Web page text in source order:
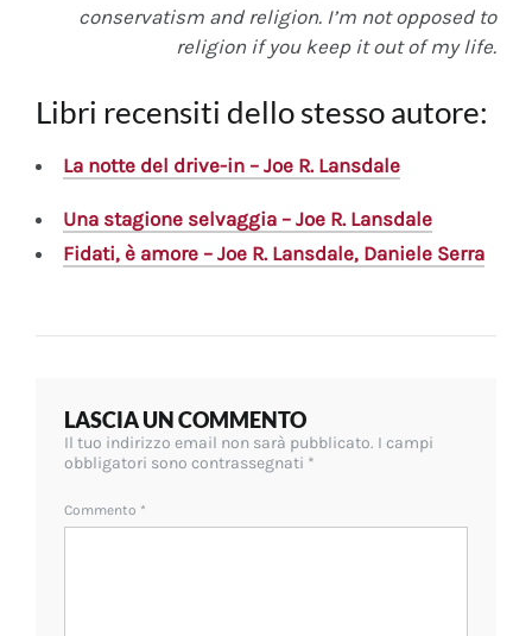
conservatism and religion. I’m not opposed to
religion if you keep it out of my life.
Libri recensiti dello stesso autore:
La notte del drive-in – Joe R. Lansdale
Una stagione selvaggia – Joe R. Lansdale
Fidati, è amore – Joe R. Lansdale, Daniele Serra
LASCIA UN COMMENTO
Il tuo indirizzo email non sarà pubblicato. I campi
obbligatori sono contrassegnati *
Commento *